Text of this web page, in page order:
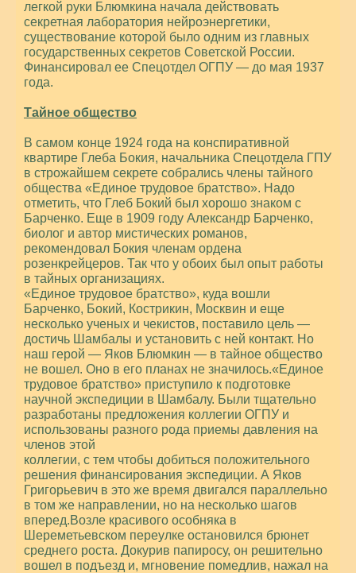
легкой руки Блюмкина начала действовать
секретная лаборатория нейроэнергетики,
существование которой было одним из главных
государственных секретов Советской России.
Финансировал ее Спецотдел ОГПУ — до мая 1937
года.
Тайное общество
В самом конце 1924 года на конспиративной
квартире Глеба Бокия, начальника Спецотдела ГПУ
в строжайшем секрете собрались члены тайного
общества «Единое трудовое братство». Надо
отметить, что Глеб Бокий был хорошо знаком с
Барченко. Еще в 1909 году Александр Барченко,
биолог и автор мистических романов,
рекомендовал Бокия членам ордена
розенкрейцеров. Так что у обоих был опыт работы
в тайных организациях.
«Единое трудовое братство», куда вошли
Барченко, Бокий, Кострикин, Москвин и еще
несколько ученых и чекистов, поставило цель —
достичь Шамбалы и установить с ней контакт. Но
наш герой — Яков Блюмкин — в тайное общество
не вошел. Оно в его планах не значилось.«Единое
трудовое братство» приступило к подготовке
научной экспедиции в Шамбалу. Были тщательно
разработаны предложения коллегии ОГПУ и
использованы разного рода приемы давления на
членов этой
коллегии, с тем чтобы добиться положительного
решения финансирования экспедиции. А Яков
Григорьевич в это же время двигался параллельно
в том же направлении, но на несколько шагов
вперед.Возле красивого особняка в
Шереметьевском переулке остановился брюнет
среднего роста. Докурив папиросу, он решительно
вошел в подъезд и, мгновение помедлив, нажал на